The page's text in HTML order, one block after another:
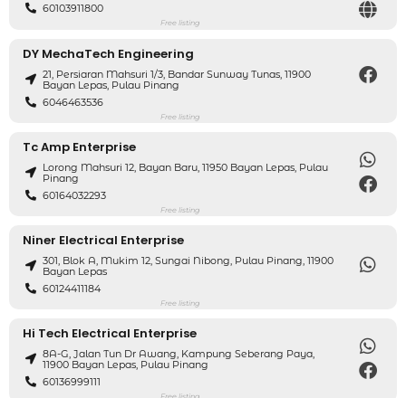
60103911800
Free listing
DY MechaTech Engineering
21, Persiaran Mahsuri 1/3, Bandar Sunway Tunas, 11900
Bayan Lepas, Pulau Pinang
6046463536
Free listing
Tc Amp Enterprise
Lorong Mahsuri 12, Bayan Baru, 11950 Bayan Lepas, Pulau
Pinang
60164032293
Free listing
Niner Electrical Enterprise
301, Blok A, Mukim 12, Sungai Nibong, Pulau Pinang, 11900
Bayan Lepas
60124411184
Free listing
Hi Tech Electrical Enterprise
8A-G, Jalan Tun Dr Awang, Kampung Seberang Paya,
11900 Bayan Lepas, Pulau Pinang
60136999111
Free listing